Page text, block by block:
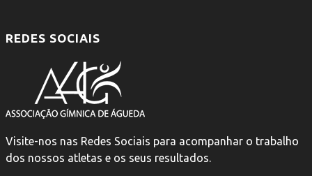
REDES SOCIAIS
Visite-nos nas Redes Sociais para acompanhar o trabalho
dos nossos atletas e os seus resultados.